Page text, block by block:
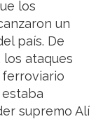
los
un
país. De
ataques
supremo Alí